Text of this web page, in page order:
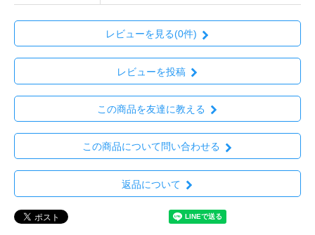
レビューを見る(0件)
レビューを投稿
この商品を友達に教える
この商品について問い合わせる
返品について